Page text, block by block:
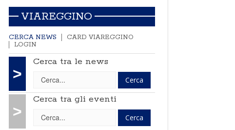
VIAREGGINO
CERCA NEWS
CARD VIAREGGINO
LOGIN
>
Cerca tra le news
>
Cerca tra gli eventi